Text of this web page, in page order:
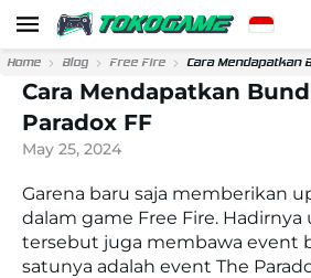
Home Blog Free Fire Cara Mendapatkan
Cara Mendapatkan
Paradox FF
May 25, 2024
Garena baru saja memberikan
dalam game Free Fire.
tersebut juga membawa event
satunya adalah event The